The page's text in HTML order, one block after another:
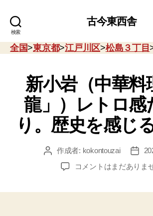
検索
古今東西舎
全国>東京都>江戸川区>松島３丁目
新小岩（中華料
龍」）レトロ感
り。歴史を感じ
投 作成者: kokontouzai
投
稿
日
新
コメントはまだありま